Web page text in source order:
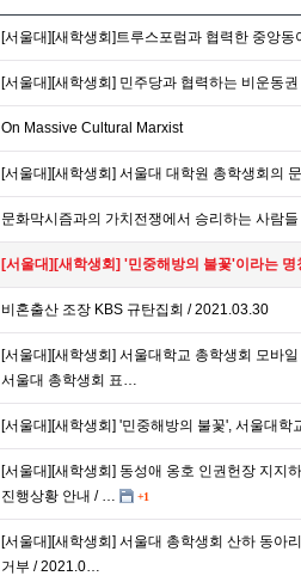
[서울대][새학생회]트루스포럼과 협력한 중앙
[서울대][새학생회] 민주당과 협력하는 비운동권
On Massive Cultural Marxist
[서울대][새학생회] 서울대 대학원 총학생회의
문화막시즘과의 가치전쟁에서 승리하는 사람들
[서울대][새학생회] '민중해방의 불꽃'이라는
비혼출산 조장 KBS 규탄집회 / 2021.03.30
[서울대][새학생회] 서울대학교 총학생회 모바
서울대 총학생회 표…
[서울대][새학생회] '민중해방의 불꽃', 서울대학
[서울대][새학생회] 동성애 옹호 인권헌장 지지
진행상황 안내 / …
+1
[서울대][새학생회] 서울대 총학생회 산하 동아
거부 / 2021.0…